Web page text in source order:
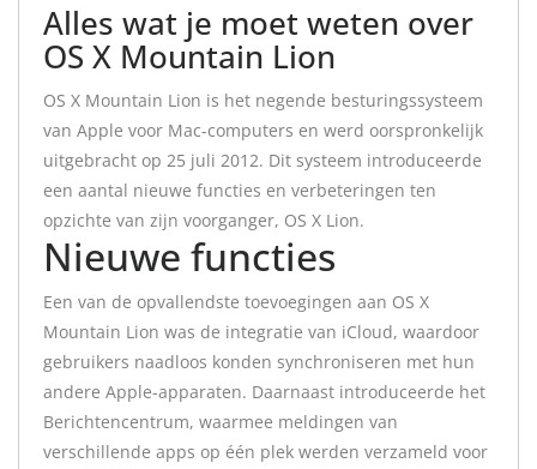
Alles wat je moet weten over
OS X Mountain Lion
OS X Mountain Lion is het negende besturingssysteem
van Apple voor Mac-computers en werd oorspronkelijk
uitgebracht op 25 juli 2012. Dit systeem introduceerde
een aantal nieuwe functies en verbeteringen ten
opzichte van zijn voorganger, OS X Lion.
Nieuwe functies
Een van de opvallendste toevoegingen aan OS X
Mountain Lion was de integratie van iCloud, waardoor
gebruikers naadloos konden synchroniseren met hun
andere Apple-apparaten. Daarnaast introduceerde het
Berichtencentrum, waarmee meldingen van
verschillende apps op één plek werden verzameld voor